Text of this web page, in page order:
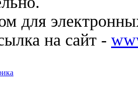
для
на сайт -